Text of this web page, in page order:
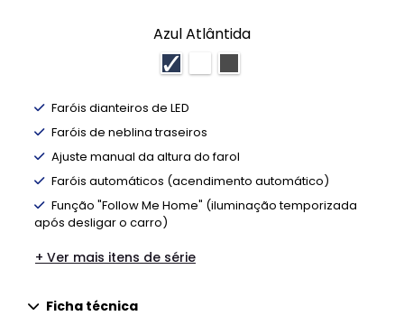
Azul Atlântida
Faróis dianteiros de LED
Faróis de neblina traseiros
Ajuste manual da altura do farol
Faróis automáticos (acendimento automático)
Função "Follow Me Home" (iluminação temporizada
após desligar o carro)
+ Ver mais itens de série
Ficha técnica